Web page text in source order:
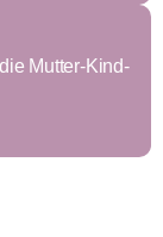
Mutter-Kind-